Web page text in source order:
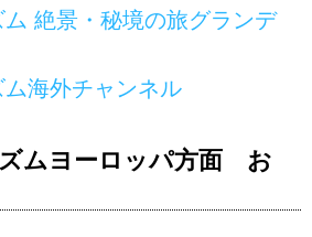
絶景・秘境の旅グランデ
海外チャンネル
ムヨーロッパ方面 お